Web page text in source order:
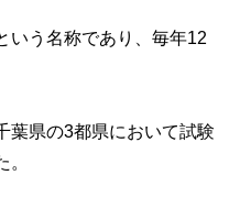
いう名称であり、毎年12
葉県の3都県において試験